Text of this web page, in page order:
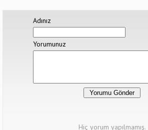
Adınız
Yorumunuz
Hiç yorum yapılmamış.